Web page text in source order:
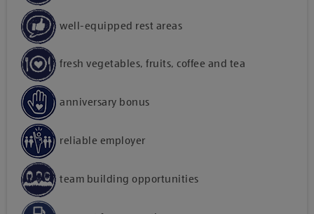
well-equipped rest areas
fresh vegetables, fruits, coffee and tea
anniversary bonus
reliable employer
team building opportunities